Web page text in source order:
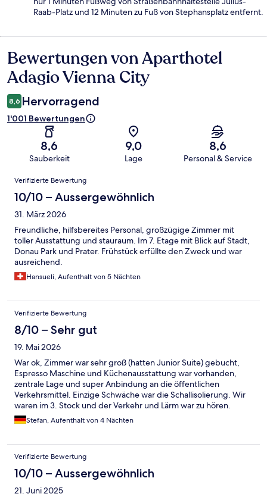
Raab-Platz und 12 Minuten zu Fuß von Stephansplatz entfernt.
Bewertungen
Bewertungen von Aparthotel
Adagio Vienna City
8,6 Hervorragend
1'001 Bewertungen
8,6
Sauberkeit
9,0
Lage
8,6
Personal & Service
Bewertungen
Verifizierte Bewertung
10/10 – Aussergewöhnlich
31. März 2026
Freundliche, hilfsbereites Personal, großzügige Zimmer mit
toller Ausstattung und stauraum. Im 7. Etage mit Blick auf Stadt,
Donau Park und Prater. Frühstück erfüllte den Zweck und war
ausreichend.
Hansueli, Aufenthalt von 5 Nächten
Verifizierte Bewertung
8/10 – Sehr gut
19. Mai 2026
War ok, Zimmer war sehr groß (hatten Junior Suite) gebucht,
Espresso Maschine und Küchenausstattung war vorhanden,
zentrale Lage und super Anbindung an die öffentlichen
Verkehrsmittel. Einzige Schwäche war die Schallisolierung. Wir
waren im 3. Stock und der Verkehr und Lärm war zu hören.
Stefan, Aufenthalt von 4 Nächten
Verifizierte Bewertung
10/10 – Aussergewöhnlich
21. Juni 2025